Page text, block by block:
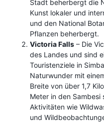
Stadt beherbergt die
Kunst lokaler und
und den National
Pflanzen beherbergt.
Victoria Falls – Die
des Landes und sind
Touristenziele in
Naturwunder mit
Breite von über 1,7
Meter in den
Aktivitäten wie
und